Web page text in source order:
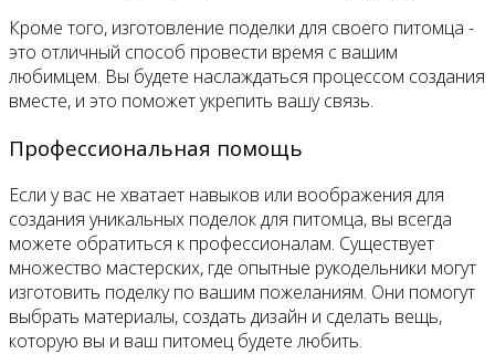
Кроме того, изготовление поделки для своего питомца -
это отличный способ провести время с вашим
любимцем. Вы будете наслаждаться процессом создания
вместе, и это поможет укрепить вашу связь.
Профессиональная помощь
Если у вас не хватает навыков или воображения для
создания уникальных поделок для питомца, вы всегда
можете обратиться к профессионалам. Существует
множество мастерских, где опытные рукодельники могут
изготовить поделку по вашим пожеланиям. Они помогут
выбрать материалы, создать дизайн и сделать вещь,
которую вы и ваш питомец будете любить.